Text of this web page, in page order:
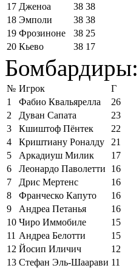
17 Дженоа 38 38
18 Эмполи 38 38
19 Фрозиноне 38 25
20 Кьево 38 17
Бомбардиры:
№ Игрок
Г
1
Фабио Квальярелла
26
2
Дуван Сапата
23
3
Кшиштоф Пёнтек
22
4
Криштиану Роналду
21
5
Аркадиуш Милик
17
6
Леонардо Паволетти
16
7
Дрис Мертенс
16
8
Франческо Капуто
16
9
Андреа Петанья
16
10 Чиро Иммобиле
15
11 Андреа Белотти
15
12 Йосип Иличич
12
13 Стефан Эль-Шаарави 11